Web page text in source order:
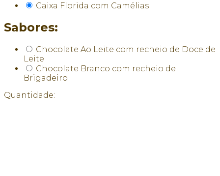
Caixa Florida com Camélias
Sabores:
Chocolate Ao Leite com recheio de Doce de
Leite
Chocolate Branco com recheio de
Brigadeiro
Quantidade: